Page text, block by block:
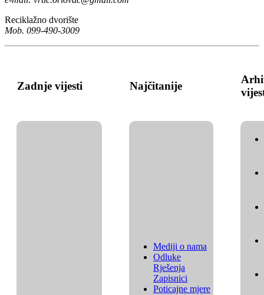
Reciklažno dvorište
Mob. 099-490-3009
Zadnje vijesti Najčitanije
Mediji o nama
Odluke
Rješenja
Zapisnici
Poticajne mjere